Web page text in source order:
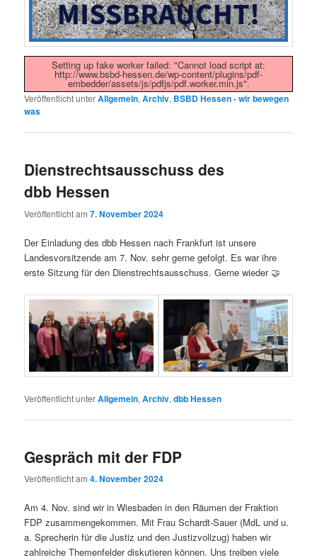
Setting up fake worker failed: "Cannot load script at:
http://www.bsbd-hessen.de/wp-content/plugins/pdf-
embedder/assets/js/pdfjs/pdf.worker.min.js".
Veröffentlicht unterAllgemein,Archiv, BSBD Hessen - wir bewegen
was
Dienstrechtsausschuss des
dbb Hessen
Veröffentlicht am7. November 2024
Der Einladung des dbb Hessen nach Frankfurt ist unsere
Landesvorsitzende am 7. Nov. sehr gerne gefolgt. Es war ihre
erste Sitzung für den Dienstrechtsausschuss. Gerne wieder 🤝
Veröffentlicht unterAllgemein,Archiv,dbb Hessen
Gespräch mit der FDP
Veröffentlicht am4. November 2024
Am 4. Nov. sind wir in Wiesbaden in den Räumen der Fraktion
FDP zusammengekommen. Mit Frau Schardt-Sauer (MdL und u.
a. Sprecherin für die Justiz und den Justizvollzug) haben wir
zahlreiche Themenfelder diskutieren können. Uns treiben viele